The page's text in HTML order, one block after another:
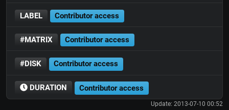
LABEL Contributor access
#MATRIX Contributor access
#DISK Contributor access
DURATION Contributor access
Update: 2013-07-10 00:52